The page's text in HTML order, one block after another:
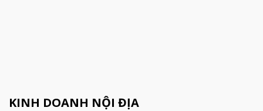
KINH DOANH NỘI ĐỊA